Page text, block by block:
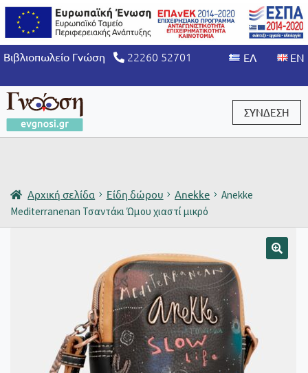
Βιβλιοπωλείο Γνώση 22260 52701
ΣΥΝΔΕΣΗ
Αρχική σελίδα Είδη δώρου Anekke
Anekke
Mediterranenan Τσαντάκι Ώμου χιαστί μικρό